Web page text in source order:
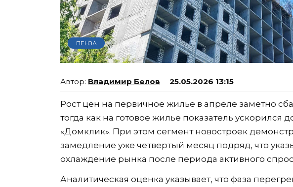
ПЕНЗА
Владимир Белов 25.05.2026 13:15
Рост цен на первичное жилье в апреле заметно
тогда как на готовое жилье показатель ускорился
«Домклик». При этом сегмент новостроек
замедление уже четвертый месяц подряд, что
охлаждение рынка после периода активного
Аналитическая оценка указывает, что фаза